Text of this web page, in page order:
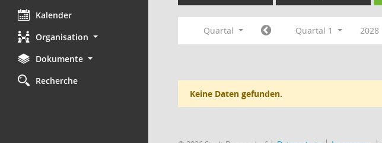
Kalender
Organisation
Dokumente
Recherche
Quartal Quartal 1 2028
Keine Daten gefunden.